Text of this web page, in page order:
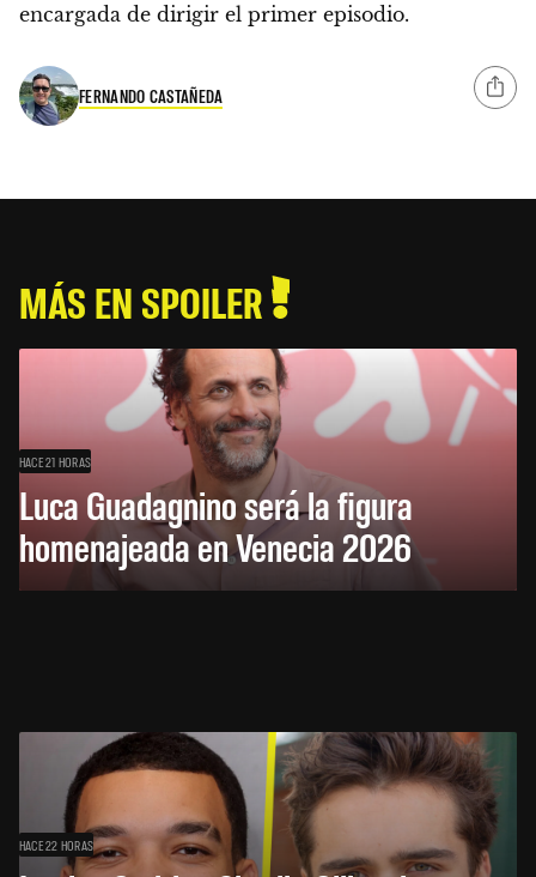
encargada de dirigir el primer episodio.
FERNANDO CASTAÑEDA
MÁS EN SPOILER
HACE 21 HORAS
Luca Guadagnino será la figura
homenajeada en Venecia 2026
HACE 22 HORAS